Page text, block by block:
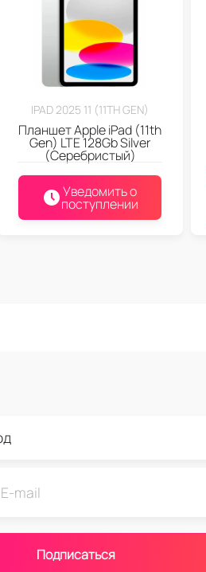
IPAD 2025 11 (11TH GEN)
Планшет Apple iPad (11th
Gen) LTE 128Gb Silver
(Серебристый)
Уведомить о
поступлении
Подписаться